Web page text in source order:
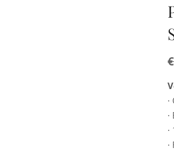
€